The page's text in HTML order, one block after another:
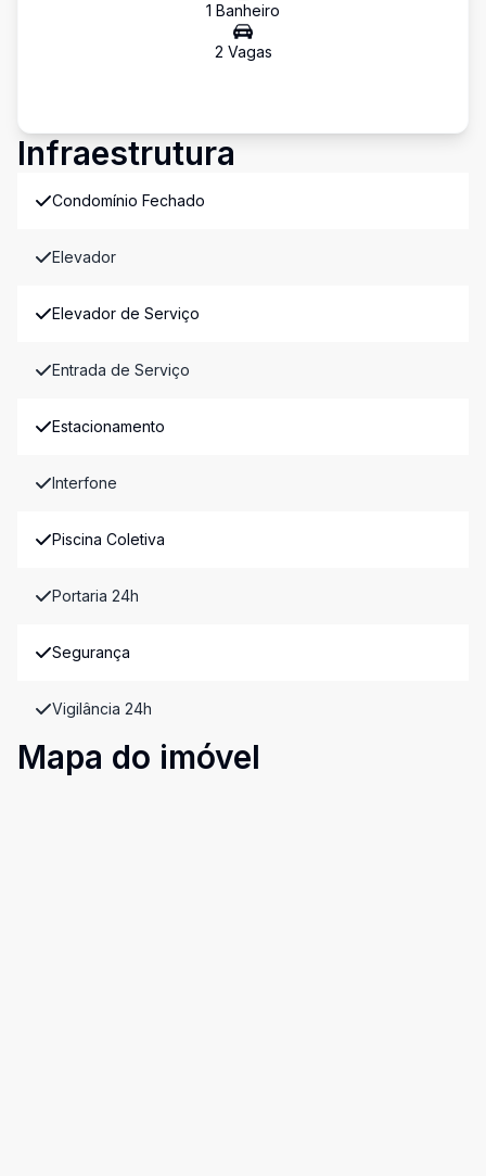
1 Banheiro
2 Vagas
Infraestrutura
Condomínio Fechado
Elevador
Elevador de Serviço
Entrada de Serviço
Estacionamento
Interfone
Piscina Coletiva
Portaria 24h
Segurança
Vigilância 24h
Mapa do imóvel